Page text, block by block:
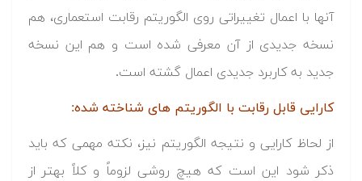
آنها با اعمال تغییراتی روی الگوریتم رقابت استعماری، هم
نسخه جدیدی از آن معرفی شده است و هم این نسخه
جدید به کاربرد جدیدی اعمال گشته است.
کارایی قابل رقابت با الگوریتم های شناخته شده:
از لحاظ کارایی و نتیجه الگوریتم نیز، نکته مهمی که باید
ذکر شود این است که هیچ روشی لزوماً و کلاً بهتر از